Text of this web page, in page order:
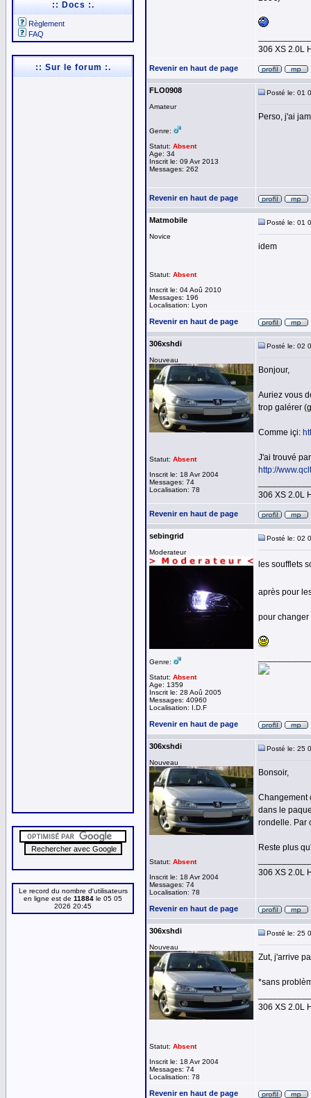
:: Docs :.
Règlement
FAQ
:: Sur le forum :.
Le record du nombre d'utilisateurs
en ligne est de 11884 le 05 05
2026 20:45
306 XS 2.0L
Revenir en haut de page
FLO0908
Amateur
Genre:
Statut: Absent
Age: 34
Inscrit le: 09 Avr 2013
Messages: 262
Posté le: 01
Perso, j'ai
Revenir en haut de page
Matmobile
Novice
Statut: Absent
Inscrit le: 04 Aoû 2010
Messages: 196
Localisation: Lyon
Posté le: 01
idem
Revenir en haut de page
306xshdi
Nouveau
Statut: Absent
Inscrit le: 18 Avr 2004
Messages: 74
Localisation: 78
Posté le: 02
Bonjour,
Auriez vous
trop galérer
Comme içi:
J'ai trouvé
http://
306 XS 2.0L
Revenir en haut de page
sebingrid
Moderateur
Genre:
Statut: Absent
Age: 1359
Inscrit le: 28 Aoû 2005
Messages: 40960
Localisation: I.D.F
Posté le: 02
les soufflets
après pour
pour changer
Revenir en haut de page
306xshdi
Nouveau
Statut: Absent
Inscrit le: 18 Avr 2004
Messages: 74
Localisation: 78
Posté le: 25
Bonsoir,
Changement
dans le
rondelle. Par
Reste plus
306 XS 2.0L
Revenir en haut de page
306xshdi
Nouveau
Statut: Absent
Inscrit le: 18 Avr 2004
Messages: 74
Localisation: 78
Posté le: 25
Zut, j'arrive
*sans
306 XS 2.0L
Revenir en haut de page